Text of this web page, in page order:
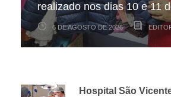
realizado nos dias 10 e 11
6 DE AGOSTO DE 2026
infantojuvenil
6 DE AGOSTO DE 2026
Nota Fiscal Paulista
3 DE AGOSTO DE 2026
Hospital São